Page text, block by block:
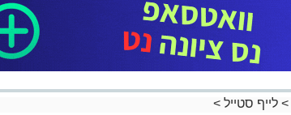
> לייף סטייל >